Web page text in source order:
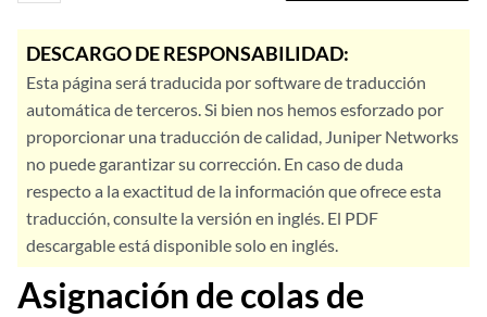
DESCARGO DE RESPONSABILIDAD:
Esta página será traducida por software de traducción
automática de terceros. Si bien nos hemos esforzado por
proporcionar una traducción de calidad, Juniper Networks
no puede garantizar su corrección. En caso de duda
respecto a la exactitud de la información que ofrece esta
traducción, consulte la versión en inglés. El PDF
descargable está disponible solo en inglés.
Asignación de colas de